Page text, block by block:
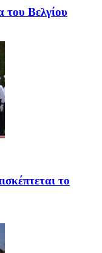
του Βελγίου
το